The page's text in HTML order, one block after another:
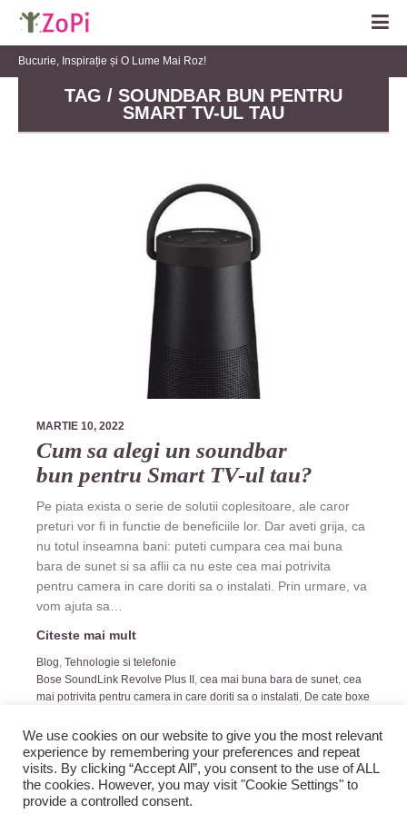
Bucurie, Inspirație și O Lume Mai Roz!
TAG / SOUNDBAR BUN PENTRU
SMART TV-UL TAU
MARTIE 10, 2022
Cum sa alegi un soundbar
bun pentru Smart TV-ul tau?
Pe piata exista o serie de solutii coplesitoare, ale caror
preturi vor fi in functie de beneficiile lor. Dar aveti grija, ca
nu totul inseamna bani: puteti cumpara cea mai buna
bara de sunet si sa aflii ca nu este cea mai potrivita
pentru camera in care doriti sa o instalati. Prin urmare, va
vom ajuta sa…
Citeste mai mult
Blog, Tehnologie si telefonie
Bose SoundLink Revolve Plus II , cea mai buna bara de sunet, cea
mai potrivita pentru camera in care doriti sa o instalati, De cate boxe
We use cookies on our website to give you the most relevant
experience by remembering your preferences and repeat
visits. By clicking “Accept All”, you consent to the use of ALL
the cookies. However, you may visit "Cookie Settings" to
provide a controlled consent.